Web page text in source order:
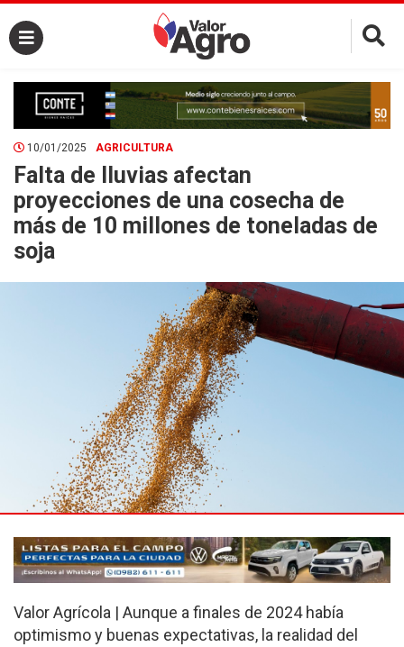
×
10/01/2025 AGRICULTURA
Falta de lluvias afectan
proyecciones de una cosecha de
más de 10 millones de toneladas de
soja
Valor Agrícola | Aunque a finales de 2024 había
optimismo y buenas expectativas, la realidad del